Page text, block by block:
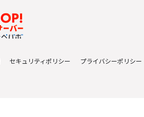
セキュリティポリシー プライバシーポリシー